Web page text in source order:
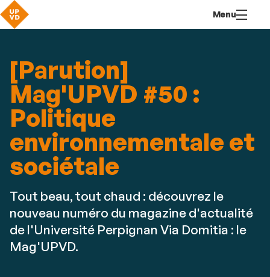
contenu
Menu
[Parution]
Mag'UPVD #50 :
Politique
environnementale et
sociétale
Tout beau, tout chaud : découvrez le
nouveau numéro du magazine d'actualité
de l'Université Perpignan Via Domitia : le
Mag'UPVD.